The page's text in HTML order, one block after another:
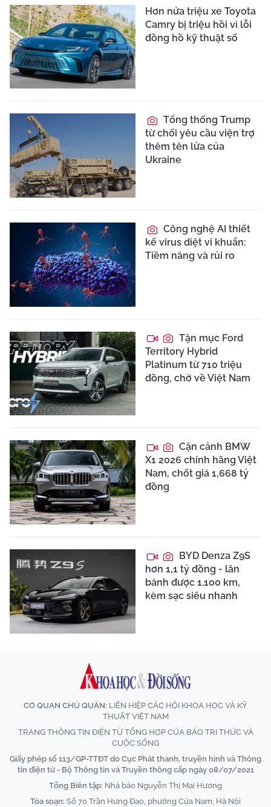
Hơn nửa triệu xe Toyota
Camry bị triệu hồi vì lỗi
đồng hồ kỹ thuật số
Tổng thống Trump
từ chối yêu cầu viện trợ
thêm tên lửa của
Ukraine
Công nghệ AI thiết
kế virus diệt vi khuẩn:
Tiềm năng và rủi ro
Tận mục Ford
Territory Hybrid
Platinum từ 710 triệu
đồng, chờ về Việt Nam
Cận cảnh BMW
X1 2026 chính hãng Việt
Nam, chốt giá 1,668 tỷ
đồng
BYD Denza Z9S
hơn 1,1 tỷ đồng - lăn
bánh được 1.100 km,
kèm sạc siêu nhanh
CƠ QUAN CHỦ QUẢN: LIÊN HIỆP CÁC HỘI KHOA HỌC VÀ KỸ
THUẬT VIỆT NAM
TRANG THÔNG TIN ĐIỆN TỬ TỔNG HỢP CỦA BÁO TRI THỨC VÀ
CUỘC SỐNG
Giấy phép số 113/GP-TTĐT do Cục Phát thanh, truyền hình và Thông
tin điện tử - Bộ Thông tin và Truyền thông cấp ngày 08/07/2021
Tổng Biên tập: Nhà báo Nguyễn Thị Mai Hương
Tòa soạn: Số 70 Trần Hưng Đạo, phường Cửa Nam, Hà Nội